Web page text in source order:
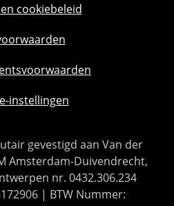
cookiebeleid
instellingen
gevestigd aan Van der
Amsterdam-Duivendrecht,
nr. 0432.306.234
| BTW Nummer: